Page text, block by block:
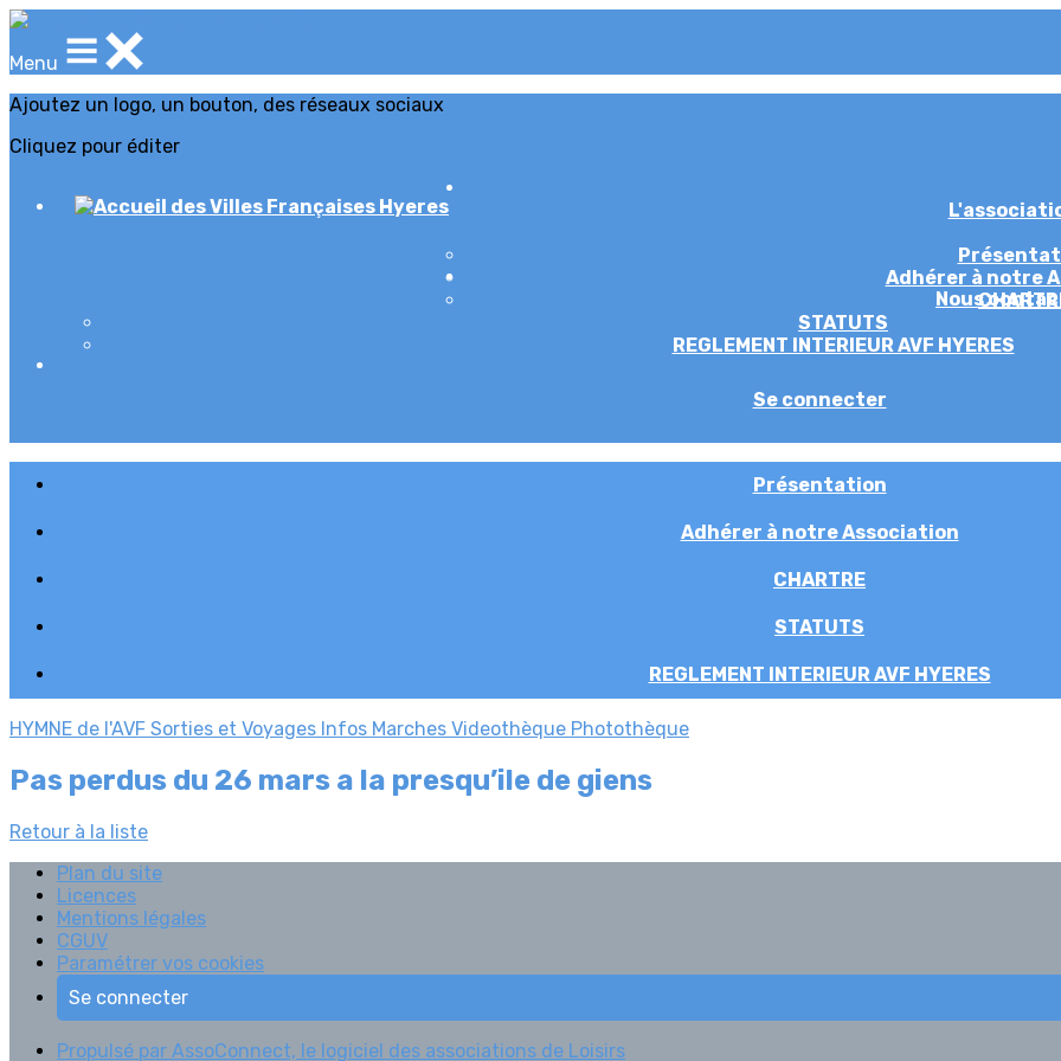
Menu
Ajoutez un logo, un bouton, des réseaux sociaux
Cliquez pour éditer
Adhérer à notre
STATUTS
REGLEMENT INTERIEUR AVF HYERES
Nous
Se connecter
Présentation
Adhérer à notre Association
CHARTRE
STATUTS
REGLEMENT INTERIEUR AVF HYERES
HYMNE de l'AVF Sorties et Voyages Infos Marches Videothèque Photothèque
Pas perdus du 26 mars a la presqu’ile de giens
Retour à la liste
Plan du site
Licences
Mentions légales
CGUV
Paramétrer vos cookies
Se connecter
Propulsé par AssoConnect, le logiciel des associations de Loisirs